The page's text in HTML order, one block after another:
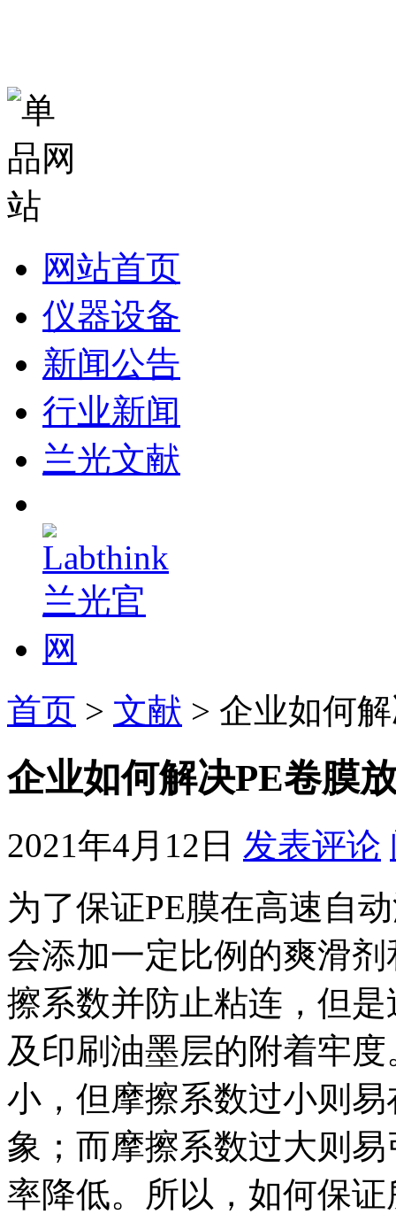
网站首页
仪器设备
新闻公告
行业新闻
兰光文献
首页 > 文献 > 企业如何
企业如何解决PE卷膜
2021年4月12日 发表评论
为了保证PE膜在高速自
会添加一定比例的爽滑
擦系数并防止粘连，但
及印刷油墨层的附着牢
小，但摩擦系数过小则
象；而摩擦系数过大则
率降低。所以，如何保